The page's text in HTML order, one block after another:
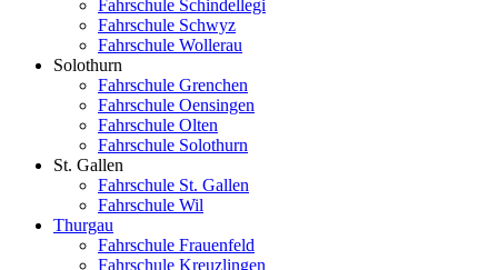
Fahrschule Schindellegi
Fahrschule Schwyz
Fahrschule Wollerau
Solothurn
Fahrschule Grenchen
Fahrschule Oensingen
Fahrschule Olten
Fahrschule Solothurn
St. Gallen
Fahrschule St. Gallen
Fahrschule Wil
Thurgau
Fahrschule Frauenfeld
Fahrschule Kreuzlingen